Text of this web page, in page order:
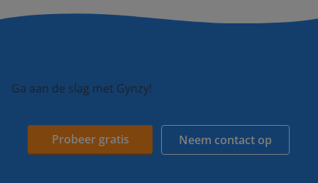
Ga aan de slag met Gynzy!
Probeer gratis Neem contact op